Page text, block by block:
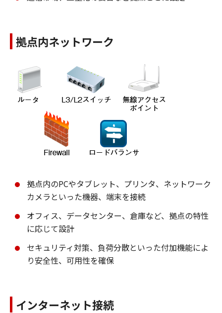
拠点内ネットワーク
拠点内のPCやタブレット、プリンタ、ネットワーク
カメラといった機器、端末を接続
オフィス、データセンター、倉庫など、拠点の特性
に応じて設計
セキュリティ対策、負荷分散といった付加機能によ
り安全性、可用性を確保
インターネット接続